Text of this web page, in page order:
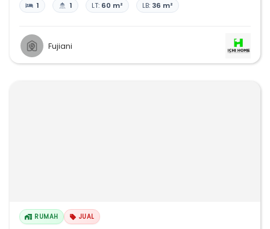
1 1 LT: 60 m² LB: 36 m²
Fujiani
RUMAH JUAL